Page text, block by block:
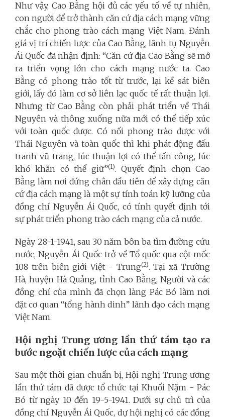
Như vậy, Cao Bằng hội đủ các yếu tố về tự nhiên,
con người để trở thành căn cứ địa cách mạng vững
chắc cho phong trào cách mạng Việt Nam. Đánh
giá vị trí chiến lược của Cao Bằng, lãnh tụ Nguyễn
Ái Quốc đã nhận định: “Căn cứ địa Cao Bằng sẽ mở
ra triển vọng lớn cho cách mạng nước ta. Cao
Bằng có phong trào tốt từ trước, lại kề sát biên
giới, lấy đó làm cơ sở liên lạc quốc tế rất thuận lợi.
Nhưng từ Cao Bằng còn phải phát triển về Thái
Nguyên và thông xuống nữa mới có thể tiếp xúc
với toàn quốc được. Có nối phong trào được với
Thái Nguyên và toàn quốc thì khi phát động đấu
tranh vũ trang, lúc thuận lợi có thể tấn công, lúc
khó khăn có thể giữ”(1). Quyết định chọn Cao
Bằng làm nơi đứng chân đầu tiên để xây dựng căn
cứ địa cách mạng là một sự tính toán kỹ lưỡng của
đồng chí Nguyễn Ái Quốc, có tính quyết định tới
sự phát triển phong trào cách mạng của cả nước.
Ngày 28-1-1941, sau 30 năm bôn ba tìm đường cứu
nước, Nguyễn Ái Quốc trở về Tổ quốc qua cột mốc
108 trên biên giới Việt - Trung(2). Tại xã Trường
Hà, huyện Hà Quảng, tỉnh Cao Bằng, Người và các
đồng chí của mình đã chọn làng Pác Bó làm nơi
đặt cơ quan “tổng hành dinh” lãnh đạo cách mạng
Việt Nam.
Hội nghị Trung ương lần thứ tám tạo ra
bước ngoặt chiến lược của cách mạng
Sau một thời gian chuẩn bị, Hội nghị Trung ương
lần thứ tám đã được tổ chức tại Khuổi Nặm - Pác
Bó từ ngày 10 đến 19-5-1941. Dưới sự chủ trì của
đồng chí Nguyễn Ái Quốc, dự hội nghị có các đồng